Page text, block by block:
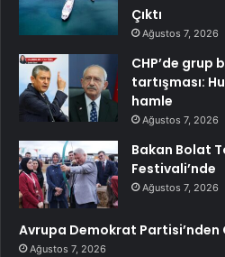
Çıktı
Ağustos 7, 2026
CHP’de grup
tartışması:
hamle
Ağustos 7, 2026
Bakan Bolat
Festivali’nde
Ağustos 7, 2026
Avrupa Demokrat Partisi’nden
Ağustos 7, 2026